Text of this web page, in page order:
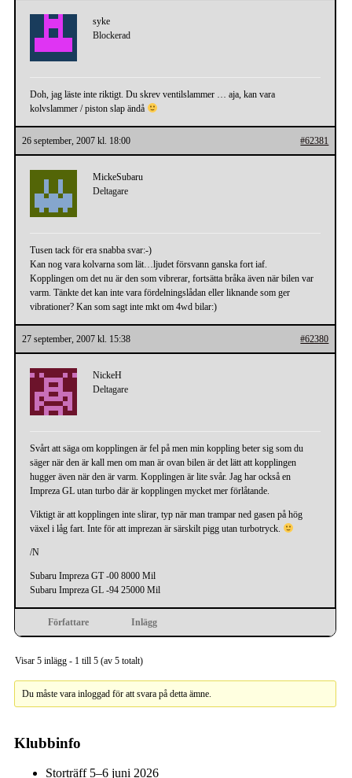
syke
Blockerad
Doh, jag läste inte riktigt. Du skrev ventilslammer … aja, kan vara
kolvslammer / piston slap ändå
26 september, 2007 kl. 18:00 #62381
MickeSubaru
Deltagare
Tusen tack för era snabba svar:-)
Kan nog vara kolvarna som lät…ljudet försvann ganska fort iaf.
Kopplingen om det nu är den som vibrerar, fortsätta bråka även när bilen var
varm. Tänkte det kan inte vara fördelningslådan eller liknande som ger
vibrationer? Kan som sagt inte mkt om 4wd bilar:)
27 september, 2007 kl. 15:38 #62380
NickeH
Deltagare
Svårt att säga om kopplingen är fel på men min koppling beter sig som du
säger när den är kall men om man är ovan bilen är det lätt att kopplingen
hugger även när den är varm. Kopplingen är lite svår. Jag har också en
Impreza GL utan turbo där är kopplingen mycket mer förlåtande.
Viktigt är att kopplingen inte slirar, typ när man trampar ned gasen på hög
växel i låg fart. Inte för att imprezan är särskilt pigg utan turbotryck.
/N
Subaru Impreza GT -00 8000 Mil
Subaru Impreza GL -94 25000 Mil
Författare Inlägg
Visar 5 inlägg - 1 till 5 (av 5 totalt)
Du måste vara inloggad för att svara på detta ämne.
Klubbinfo
Storträff 5–6 juni 2026